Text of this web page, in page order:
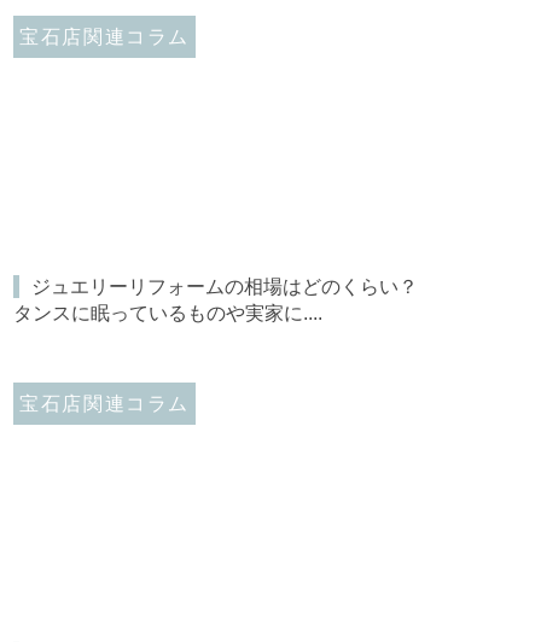
宝石店関連コラム
ジュエリーリフォームの相場はどのくらい？
タンスに眠っているものや実家に....
宝石店関連コラム